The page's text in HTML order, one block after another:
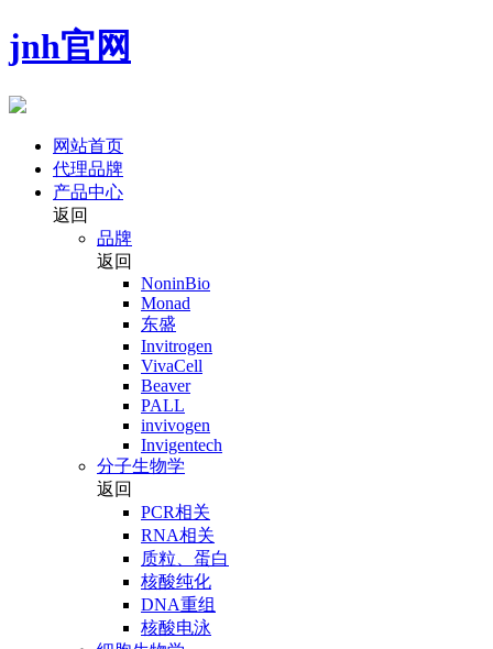
jnh官网
网站首页
代理品牌
产品中心
返回
品牌
返回
NoninBio
Monad
东盛
Invitrogen
VivaCell
Beaver
PALL
invivogen
Invigentech
分子生物学
返回
PCR相关
RNA相关
质粒、蛋白
核酸纯化
DNA重组
核酸电泳